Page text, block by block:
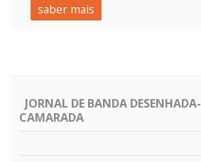
saber mais
JORNAL DE BANDA DESENHADA-
CAMARADA